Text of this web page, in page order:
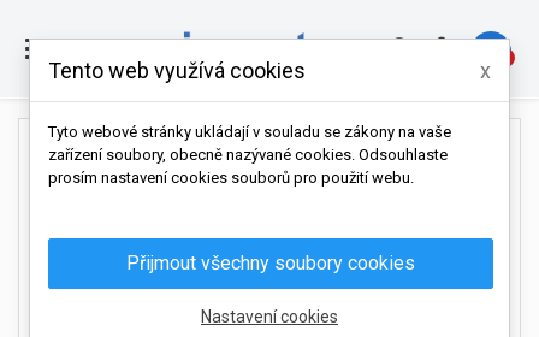

Tento web využívá cookies x
Tyto webové stránky ukládají v souladu se zákony na vaše
zařízení soubory, obecně nazývané cookies. Odsouhlaste
prosím nastavení cookies souborů pro použití webu.
Přijmout všechny soubory cookies
Nastavení cookies